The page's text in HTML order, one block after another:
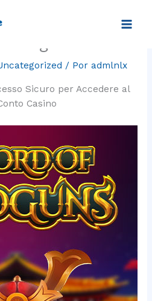
Cazimbo
in Austria
/ Por admlnlx